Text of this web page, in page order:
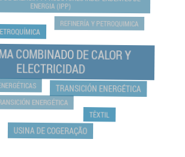
ENERGIA (IPP)
REFINERÍA Y PETROQUIMICA
COMBINADO DE CALOR Y
ELECTRICIDAD
TRANSICIÓN ENERGÉTICA
ENERGÉTICA
TÊXTIL
USINA DE COGERAÇÃO